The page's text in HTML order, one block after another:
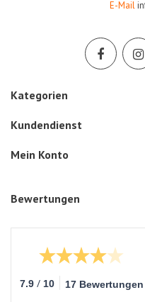
E-Mail
Kategorien
Kundendienst
Mein Konto
Bewertungen
7.9 / 10 17 Bewertungen